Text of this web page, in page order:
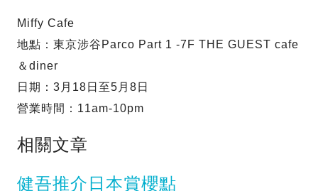
Miffy Cafe
地點：東京涉谷Parco Part 1 -7F THE GUEST cafe
＆diner
日期：3月18日至5月8日
營業時間：11am-10pm
相關文章
健吾推介日本賞櫻點